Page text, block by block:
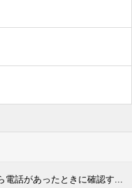
話があったときに確認す...